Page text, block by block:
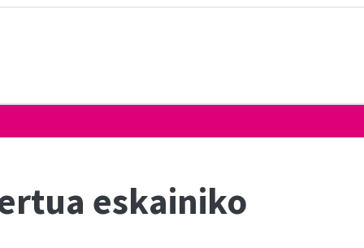
eskainiko